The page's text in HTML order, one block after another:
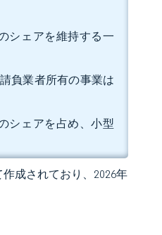
シェアを維持する一
負業者所有の事業は
シェアを占め、小型
成されており、2026年